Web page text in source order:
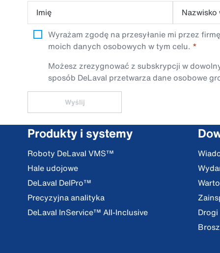
Imię
Wyrażam zgodę na przesyłanie mi przez
moich danych osobowych w tym celu.
Możesz zrezygnować z subskrypcji w
sposób DeLaval przetwarza dane osobowe
Wyślij
Produkty i systemy
Roboty DeLaval VMS™
Hale udojowe
DeLaval DelPro™
Precyzyjna analityka
DeLaval InService™ All-Inclusive